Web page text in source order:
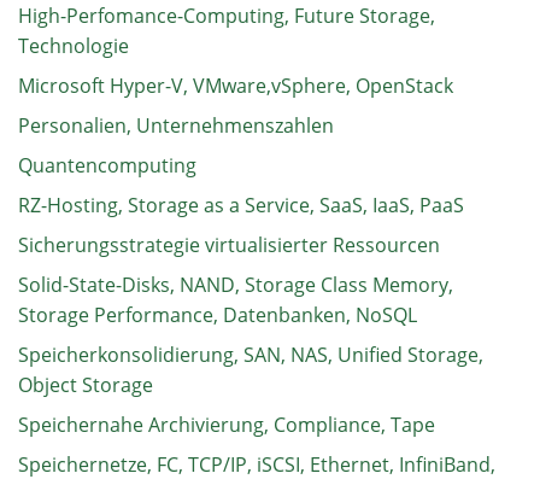
High-Perfomance-Computing, Future Storage,
Technologie
Microsoft Hyper-V, VMware,vSphere, OpenStack
Personalien, Unternehmenszahlen
Quantencomputing
RZ-Hosting, Storage as a Service, SaaS, IaaS, PaaS
Sicherungsstrategie virtualisierter Ressourcen
Solid-State-Disks, NAND, Storage Class Memory,
Storage Performance, Datenbanken, NoSQL
Speicherkonsolidierung, SAN, NAS, Unified Storage,
Object Storage
Speichernahe Archivierung, Compliance, Tape
Speichernetze, FC, TCP/IP, iSCSI, Ethernet, InfiniBand,